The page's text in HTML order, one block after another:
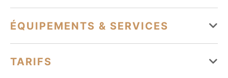
Du 01 janvier au 31 décembre
Lundi Ouvert de 09h à 17h
Mardi
ÉQUIPEMENTS & SERVICES
TARIFS